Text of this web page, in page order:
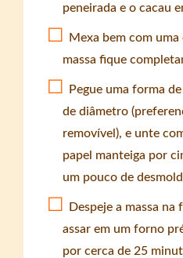
peneirada e o cacau
Mexa bem com
massa fique
Pegue uma forma
de diâmetro
removível), e unte
papel manteiga por
um pouco de
Despeje a massa na
assar em um forno
por cerca de 25